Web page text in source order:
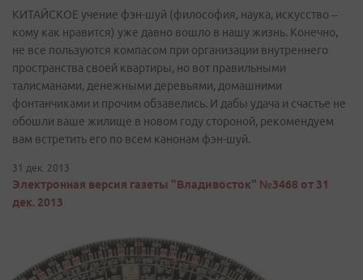
КИТАЙСКОЕ учение фэн-шуй (философия, наука, искусство –
кому как нравится) уже давно вошло в нашу жизнь. Конечно,
не все пользуются компасом при организации внутреннего
пространства своей квартиры, но вот правильными
талисманами, денежными деревьями, домашними
фонтанчиками и прочим обзавелись. И дабы удача и счастье не
обошли ваше жилище в новом году стороной, рекомендуем
вам встретить его по всем канонам фэн-шуй.
31 дек. 2013
Электронная версия газеты "Владивосток" №3468 от 31
дек. 2013